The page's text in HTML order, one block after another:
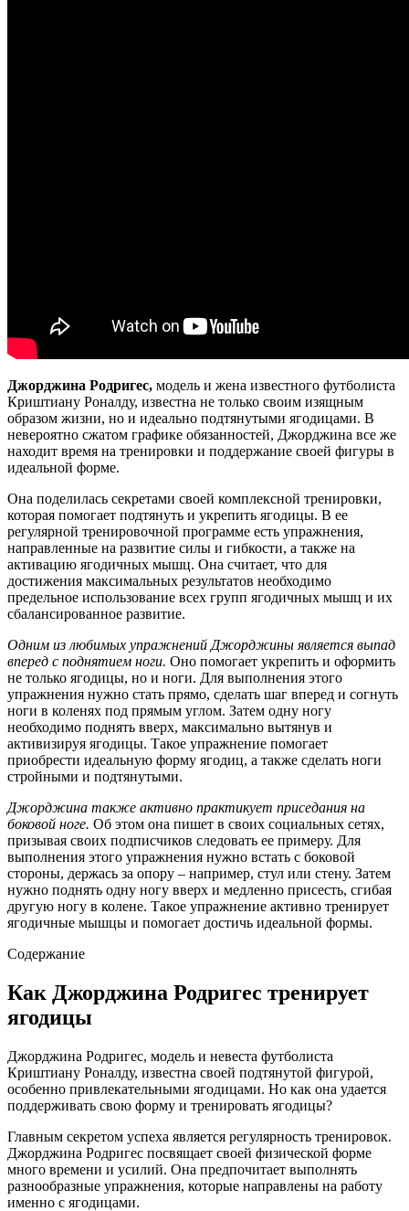
Джорджина Родригес, модель и жена известного футболиста
Криштиану Роналду, известна не только своим изящным
образом жизни, но и идеально подтянутыми ягодицами. В
невероятно сжатом графике обязанностей, Джорджина все же
находит время на тренировки и поддержание своей фигуры в
идеальной форме.
Она поделилась секретами своей комплексной тренировки,
которая помогает подтянуть и укрепить ягодицы. В ее
регулярной тренировочной программе есть упражнения,
направленные на развитие силы и гибкости, а также на
активацию ягодичных мышц. Она считает, что для
достижения максимальных результатов необходимо
предельное использование всех групп ягодичных мышц и их
сбалансированное развитие.
Одним из любимых упражнений Джорджины является выпад
вперед с поднятием ноги. Оно помогает укрепить и оформить
не только ягодицы, но и ноги. Для выполнения этого
упражнения нужно стать прямо, сделать шаг вперед и согнуть
ноги в коленях под прямым углом. Затем одну ногу
необходимо поднять вверх, максимально вытянув и
активизируя ягодицы. Такое упражнение помогает
приобрести идеальную форму ягодиц, а также сделать ноги
стройными и подтянутыми.
Джорджина также активно практикует приседания на
боковой ноге. Об этом она пишет в своих социальных сетях,
призывая своих подписчиков следовать ее примеру. Для
выполнения этого упражнения нужно встать с боковой
стороны, держась за опору – например, стул или стену. Затем
нужно поднять одну ногу вверх и медленно присесть, сгибая
другую ногу в колене. Такое упражнение активно тренирует
ягодичные мышцы и помогает достичь идеальной формы.
Содержание
Как Джорджина Родригес тренирует
ягодицы
Джорджина Родригес, модель и невеста футболиста
Криштиану Роналду, известна своей подтянутой фигурой,
особенно привлекательными ягодицами. Но как она удается
поддерживать свою форму и тренировать ягодицы?
Главным секретом успеха является регулярность тренировок.
Джорджина Родригес посвящает своей физической форме
много времени и усилий. Она предпочитает выполнять
разнообразные упражнения, которые направлены на работу
именно с ягодицами.